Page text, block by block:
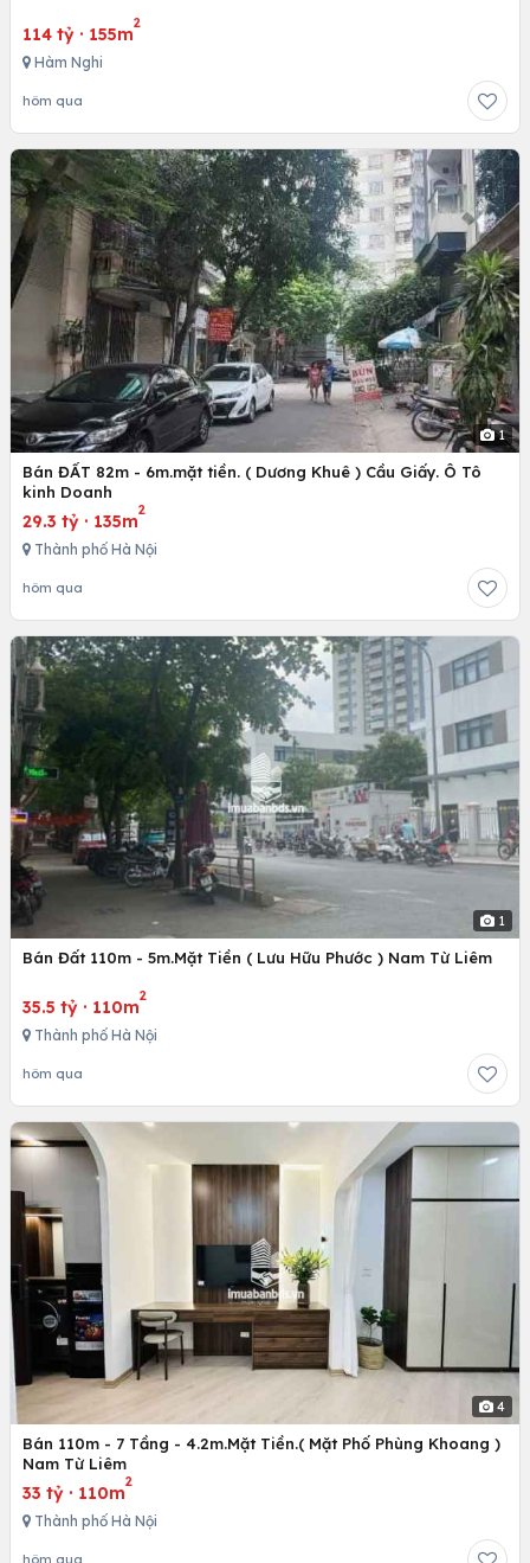
114 tỷ · 155m
2
Hàm Nghi
hôm qua
1
Bán ĐẤT 82m - 6m.mặt tiền. ( Dương Khuê ) Cầu Giấy. Ô Tô
kinh Doanh
29.3 tỷ · 135m
2
Thành phố Hà Nội
hôm qua
1
Bán Đất 110m - 5m.Mặt Tiền ( Lưu Hữu Phước ) Nam Từ Liêm
35.5 tỷ · 110m
2
Thành phố Hà Nội
hôm qua
4
Bán 110m - 7 Tầng - 4.2m.Mặt Tiền.( Mặt Phố Phùng Khoang )
Nam Từ Liêm
33 tỷ · 110m
2
Thành phố Hà Nội
hôm qua